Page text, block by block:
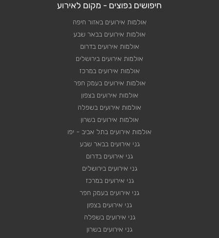
חיפושים נפוצים - מקום לאירוע
אולמות אירועים באזור חיפה
אולמות אירועים בבאר שבע
אולמות אירועים בדרום
אולמות אירועים בירושלים
אולמות אירועים במרכז
אולמות אירועים בעמק חפר
אולמות אירועים בצפון
אולמות אירועים בשפלה
אולמות אירועים בשרון
אולמות אירועים בתל אביב - יפו
גני אירועים בבאר שבע
גני אירועים בדרום
גני אירועים בירושלים
גני אירועים במרכז
גני אירועים בעמק חפר
גני אירועים בצפון
גני אירועים בשפלה
גני אירועים בשרון